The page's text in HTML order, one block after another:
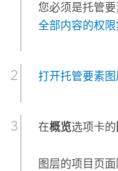
您必须是托管要
全部内容的权限
打开托管要素
在概览选项卡的
图层的项目页面